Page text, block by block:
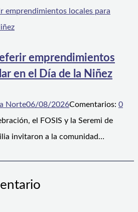
emprendimientos
en el Día de la Niñez
Norte06/08/2026Comentarios: 0
el FOSIS y la Seremi de
invitaron a la comunidad…